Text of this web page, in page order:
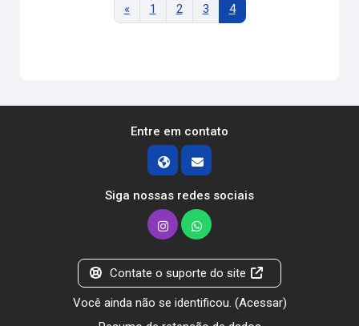
«Página anterior
1 Página 1
2Página 2
3Página 3
4Página 4
Entre em contato
Siga nossas redes sociais
Contate o suporte do site
Você ainda não se identificou. (Acessar)